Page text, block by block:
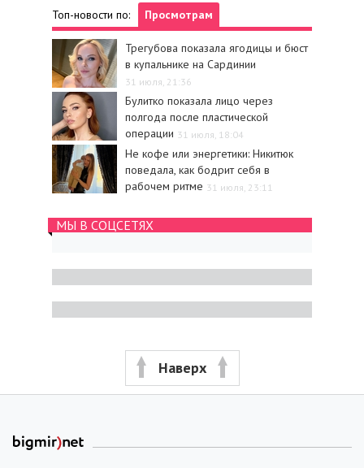
Топ-новости по: Просмотрам
Трегубова показала ягодицы и бюст
в купальнике на Сардинии
31 июля, 21:36
Булитко показала лицо через
полгода после пластической
операции 31 июля, 18:04
Не кофе или энергетики: Никитюк
поведала, как бодрит себя в
рабочем ритме 31 июля, 23:11
МЫ В СОЦСЕТЯХ
Наверх